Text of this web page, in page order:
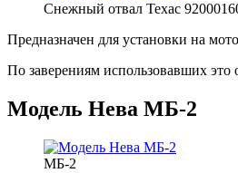
Снежный отвал Техас
Предназначен для установки на
По заверениям использовавших
Модель Нева МБ-2
МБ-2